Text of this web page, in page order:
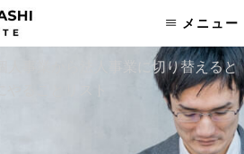
メニュー
個人事業から法人事業に切り替えると